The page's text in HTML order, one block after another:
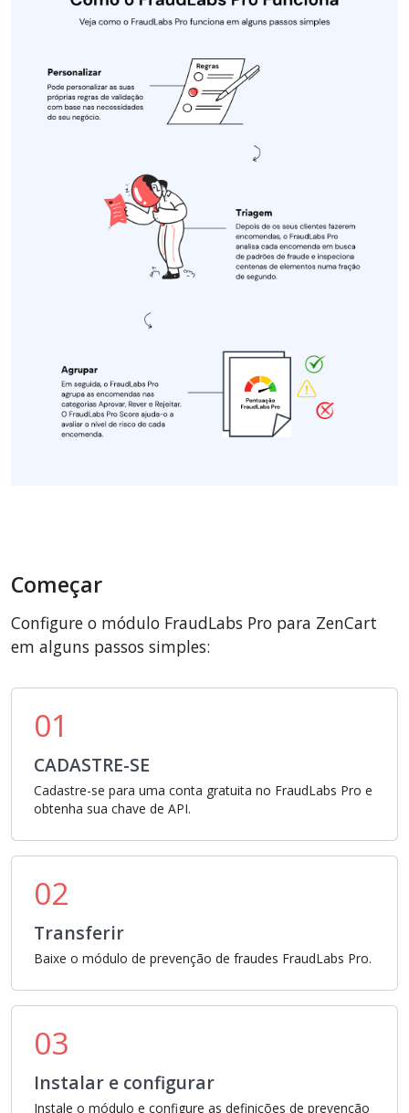
Começar
Configure o módulo FraudLabs Pro para ZenCart
em alguns passos simples:
01
CADASTRE-SE
Cadastre-se para uma conta gratuita no FraudLabs Pro e
obtenha sua chave de API.
02
Transferir
Baixe o módulo de prevenção de fraudes FraudLabs Pro.
03
Instalar e configurar
Instale o módulo e configure as definições de prevenção